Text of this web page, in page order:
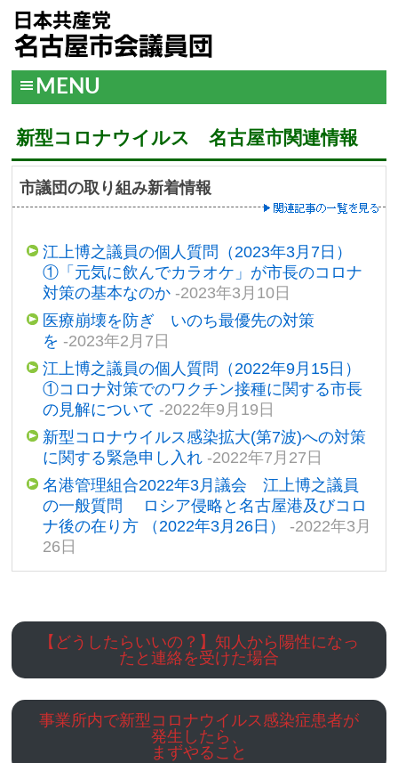
MENU
新型コロナウイルス 名古屋市関連情報
市議団の取り組み新着情報
江上博之議員の個人質問（2023年3月7日）
①「元気に飲んでカラオケ」が市長のコロナ
対策の基本なのか -2023年3月10日
医療崩壊を防ぎ いのち最優先の対策
を -2023年2月7日
江上博之議員の個人質問（2022年9月15日）
①コロナ対策でのワクチン接種に関する市長
の見解について -2022年9月19日
新型コロナウイルス感染拡大(第7波)への対策
に関する緊急申し入れ -2022年7月27日
名港管理組合2022年3月議会 江上博之議員
の一般質問 ロシア侵略と名古屋港及びコロ
ナ後の在り方 （2022年3月26日）
-2022年3月
26日
【どうしたらいいの？】知人から陽性になっ
たと連絡を受けた場合
事業所内で新型コロナウイルス感染症患者が
発生したら、
まずやること